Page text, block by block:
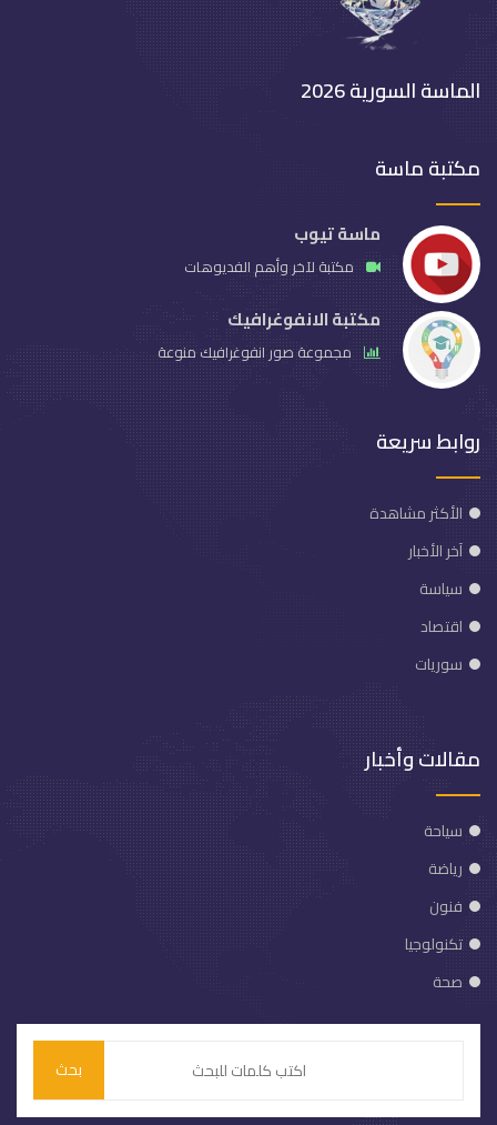
الماسة السورية 2026
مكتبة ماسة
ماسة تيوب
مكتبة لآخر وأهم الفديوهات
مكتبة الانفوغرافيك
مجموعة صور انفوغرافيك منوعة
روابط سريعة
الأكثر مشاهدة
آخر الأخبار
سياسة
اقتصاد
سوريات
مقالات وأخبار
سياحة
رياضة
فنون
تكنولوجيا
صحة
بحث